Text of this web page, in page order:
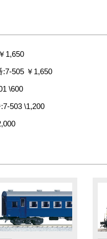
1,650
505 ￥1,650
\600
503 \1,200